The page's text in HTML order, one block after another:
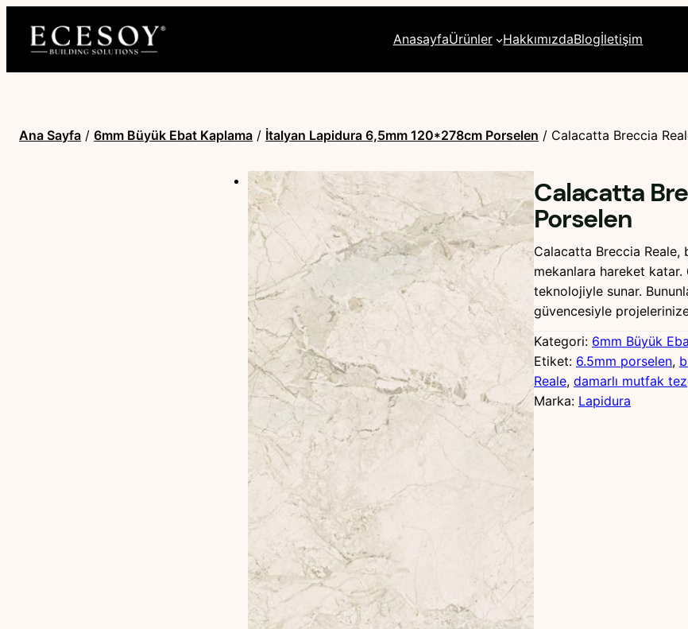
AnasayfaÜrünler HakkımızdaBlogİletişim
Ana Sayfa / 6mm Büyük Ebat Kaplama / İtalyan Lapidura 6,5mm 120*278cm Porselen / Calacatta Breccia
Calacatta
Porselen
Calacatta Breccia Reale,
mekanlara hareket
teknolojiyle sunar.
güvencesiyle
Kategori: 6mm Büyük
Etiket: 6.5mm porselen,
Reale, damarlı mutfak
Marka: Lapidura